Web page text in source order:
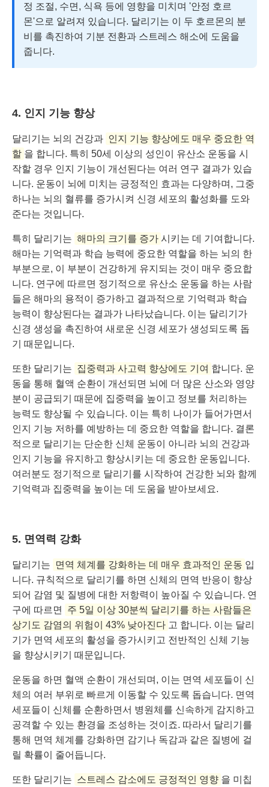
정 조절, 수면, 식욕 등에 영향을 미치며 '안정 호르
몬'으로 알려져 있습니다. 달리기는 이 두 호르몬의 분
비를 촉진하여 기분 전환과 스트레스 해소에 도움을
줍니다.
4. 인지 기능 향상
달리기는 뇌의 건강과 인지 기능 향상에도 매우 중요한 역
할 을 합니다. 특히 50세 이상의 성인이 유산소 운동을 시
작할 경우 인지 기능이 개선된다는 여러 연구 결과가 있습
니다. 운동이 뇌에 미치는 긍정적인 효과는 다양하며, 그중
하나는 뇌의 혈류를 증가시켜 신경 세포의 활성화를 도와
준다는 것입니다.
특히 달리기는 해마의 크기를 증가 시키는 데 기여합니다.
해마는 기억력과 학습 능력에 중요한 역할을 하는 뇌의 한
부분으로, 이 부분이 건강하게 유지되는 것이 매우 중요합
니다. 연구에 따르면 정기적으로 유산소 운동을 하는 사람
들은 해마의 용적이 증가하고 결과적으로 기억력과 학습
능력이 향상된다는 결과가 나타났습니다. 이는 달리기가
신경 생성을 촉진하여 새로운 신경 세포가 생성되도록 돕
기 때문입니다.
또한 달리기는 집중력과 사고력 향상에도 기여 합니다. 운
동을 통해 혈액 순환이 개선되면 뇌에 더 많은 산소와 영양
분이 공급되기 때문에 집중력을 높이고 정보를 처리하는
능력도 향상될 수 있습니다. 이는 특히 나이가 들어가면서
인지 기능 저하를 예방하는 데 중요한 역할을 합니다. 결론
적으로 달리기는 단순한 신체 운동이 아니라 뇌의 건강과
인지 기능을 유지하고 향상시키는 데 중요한 운동입니다.
여러분도 정기적으로 달리기를 시작하여 건강한 뇌와 함께
기억력과 집중력을 높이는 데 도움을 받아보세요.
5. 면역력 강화
달리기는 면역 체계를 강화하는 데 매우 효과적인 운동 입
니다. 규칙적으로 달리기를 하면 신체의 면역 반응이 향상
되어 감염 및 질병에 대한 저항력이 높아질 수 있습니다. 연
구에 따르면
주 5일 이상 30분씩 달리기를 하는 사람들은
상기도 감염의 위험이 43% 낮아진다 고 합니다. 이는 달리
기가 면역 세포의 활성을 증가시키고 전반적인 신체 기능
을 향상시키기 때문입니다.
운동을 하면 혈액 순환이 개선되며, 이는 면역 세포들이 신
체의 여러 부위로 빠르게 이동할 수 있도록 돕습니다. 면역
세포들이 신체를 순환하면서 병원체를 신속하게 감지하고
공격할 수 있는 환경을 조성하는 것이죠. 따라서 달리기를
통해 면역 체계를 강화하면 감기나 독감과 같은 질병에 걸
릴 확률이 줄어듭니다.
또한 달리기는 스트레스 감소에도 긍정적인 영향 을 미칩